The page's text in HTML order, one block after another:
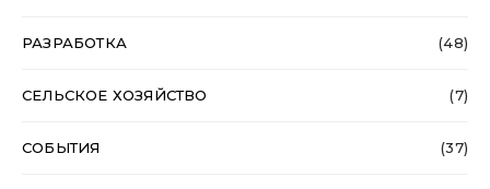
РАЗРАБОТКА (48)
СЕЛЬСКОЕ ХОЗЯЙСТВО (7)
СОБЫТИЯ (37)